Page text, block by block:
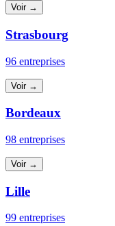
Voir →
Strasbourg
96 entreprises
Voir →
Bordeaux
98 entreprises
Voir →
Lille
99 entreprises